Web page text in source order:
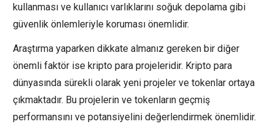
kullanması ve kullanıcı varlıklarını soğuk depolama gibi
güvenlik önlemleriyle koruması önemlidir.
Araştırma yaparken dikkate almanız gereken bir diğer
önemli faktör ise kripto para projeleridir. Kripto para
dünyasında sürekli olarak yeni projeler ve tokenlar ortaya
çıkmaktadır. Bu projelerin ve tokenların geçmiş
performansını ve potansiyelini değerlendirmek önemlidir.